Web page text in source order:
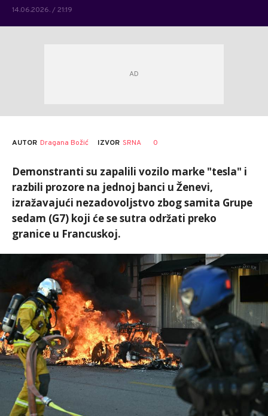
14.06.2026. / 21:19
AUTOR Dragana Božić IZVOR SRNA 0
Demonstranti su zapalili vozilo marke "tesla" i
razbili prozore na jednoj banci u Ženevi,
izražavajući nezadovoljstvo zbog samita Grupe
sedam (G7) koji će se sutra održati preko
granice u Francuskoj.